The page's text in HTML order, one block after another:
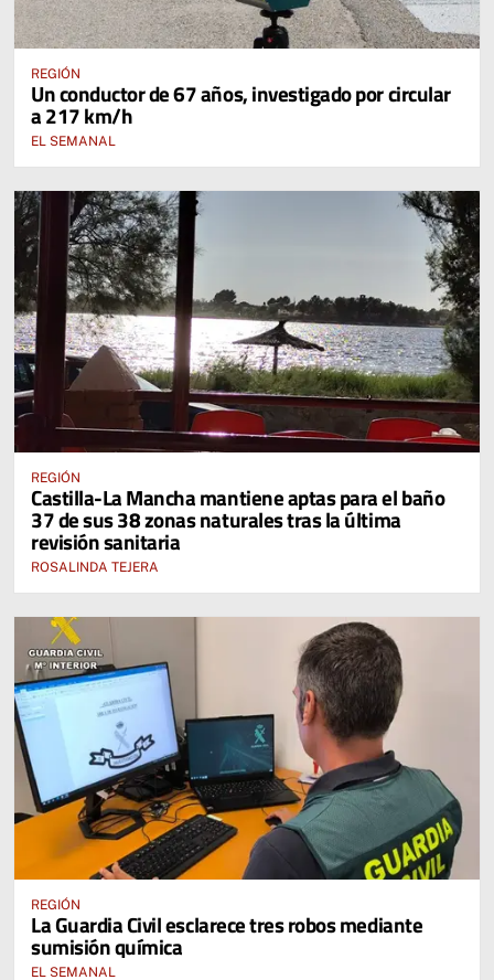
REGIÓN
Un conductor de 67 años, investigado por circular
a 217 km/h
EL SEMANAL
REGIÓN
Castilla-La Mancha mantiene aptas para el baño
37 de sus 38 zonas naturales tras la última
revisión sanitaria
ROSALINDA TEJERA
REGIÓN
La Guardia Civil esclarece tres robos mediante
sumisión química
EL SEMANAL